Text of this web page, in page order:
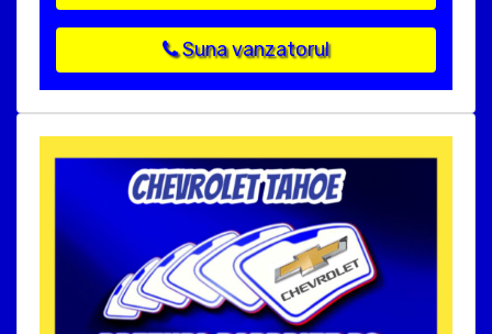
Suna vanzatorul